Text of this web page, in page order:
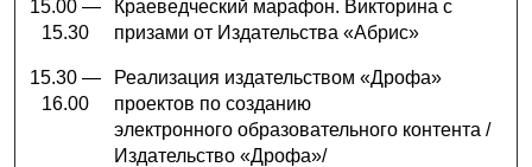
15.00 —
15.30
Краеведческий марафон. Викторина с
призами от Издательства «Абрис»
15.30 —
16.00
Реализация издательством «Дрофа»
проектов по созданию
электронного образовательного контента /
Издательство «Дрофа»/